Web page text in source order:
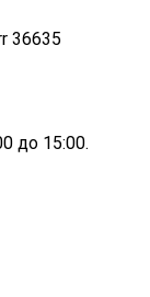
36635
до 15:00.